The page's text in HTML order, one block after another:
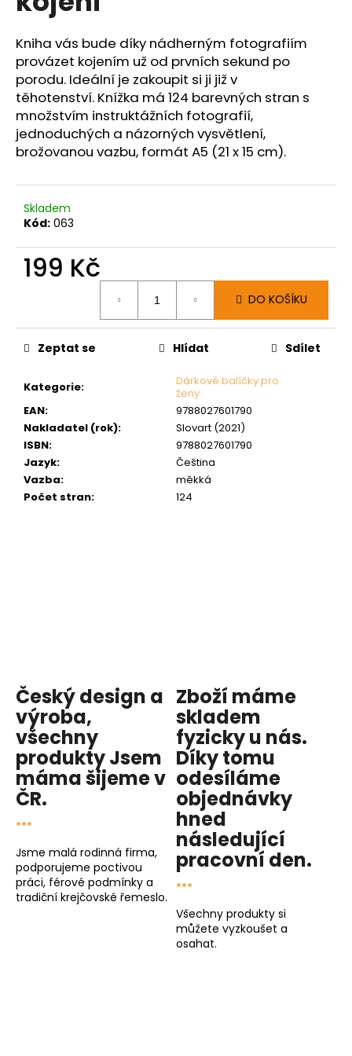
hvězdiček.
Kniha vás bude díky nádherným fotografiím
provázet kojením už od prvních sekund po
porodu. Ideální je zakoupit si ji již v
těhotenství. Knížka má 124 barevných stran s
množstvím instruktážních fotografií,
jednoduchých a názorných vysvětlení,
brožovanou vazbu, formát A5 (21 x 15 cm).
Skladem
Kód: 063
199 Kč
DO KOŠÍKU
Kategorie:
Dárkové balíčky pro
ženy
EAN:
9788027601790
Nakladatel (rok):
Slovart (2021)
ISBN:
9788027601790
Jazyk:
Čeština
Vazba:
měkká
Počet stran: 124
Zeptat se Hlídat Sdílet
Český design a
výroba,
všechny
produktyJsem
mámašijeme v
ČR.
...
Jsme malá rodinná firma,
podporujeme poctivou
práci, férové podmínky a
tradiční krejčovské řemeslo.
Zboží máme
skladem
fyzicky u nás.
Díky tomu
odesíláme
objednávky
hned
následující
pracovní den.
...
Všechny produkty si
můžete vyzkoušet a
osahat.
j
e
m
e